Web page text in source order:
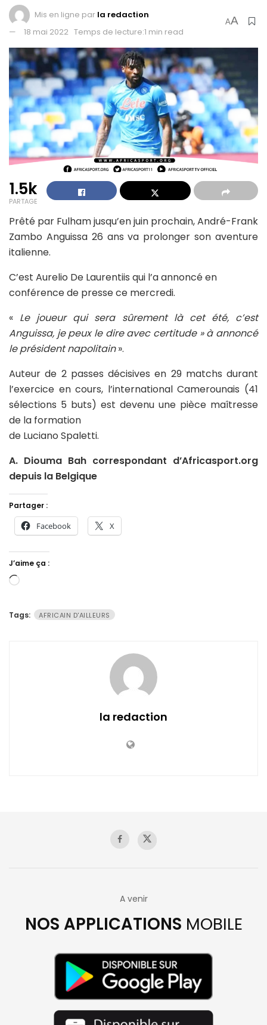
Mis en ligne par la redaction
18 mai 2022 Temps de lecture:1 min read
AA
1.5k
PARTAGE
Prêté par Fulham jusqu’en juin prochain, André-Frank
Zambo Anguissa 26 ans va prolonger son aventure
italienne.
C’est Aurelio De Laurentiis qui l’a annoncé en
conférence de presse ce mercredi.
« Le joueur qui sera sûrement là cet été, c’est
Anguissa, je peux le dire avec certitude » à annoncé
le président napolitain».
Auteur de 2 passes décisives en 29 matchs durant
l’exercice en cours, l’international Camerounais (41
sélections 5 buts) est devenu une pièce maîtresse
de la formation
de Luciano Spaletti.
A. Diouma Bah correspondant d’Africasport.org
depuis la Belgique
Partager :
Facebook X
J’aime ça :
Chargement…
Tags: AFRICAIN D'AILLEURS
la redaction
A venir
NOS APPLICATIONS MOBILE